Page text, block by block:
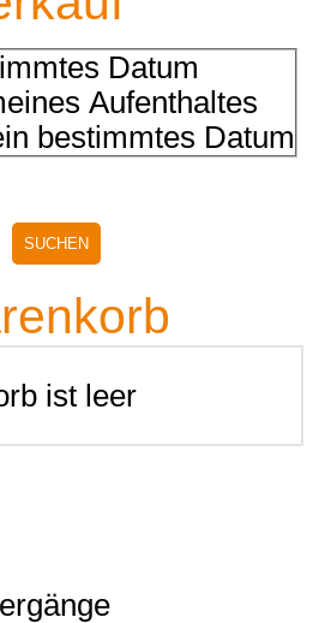
Datum
Aufenthaltes
bestimmtes Datum
ist leer